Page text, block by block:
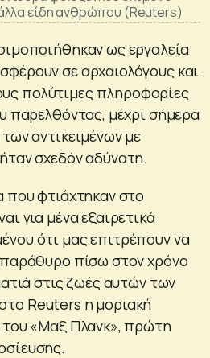
είδη ανθρώπου (Reuters)
ως εργαλεία
σε αρχαιολόγους και
πολύτιμες πληροφορίες
παρελθόντος, μέχρι σήμερα
αντικειμένων με
σχεδόν αδύνατη.
που φτιάχτηκαν στο
για μένα εξαιρετικά
ότι μας επιτρέπουν να
παράθυρο πίσω στον χρόνο
στις ζωές αυτών των
Reuters η μοριακή
του «Μαξ Πλανκ», πρώτη